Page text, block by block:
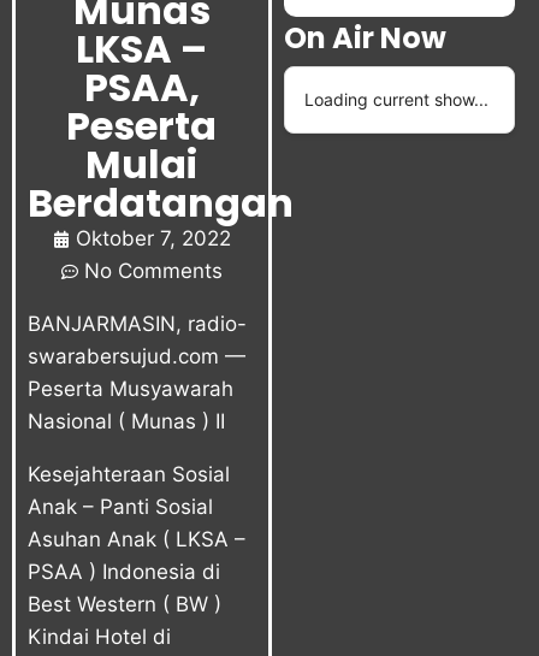
LKSA –
PSAA,
Peserta
Mulai
Berdatangan
Oktober 7, 2022
No Comments
BANJARMASIN, radio-
swarabersujud.com —
Peserta Musyawarah
Nasional ( Munas ) II
Kesejahteraan Sosial
Anak – Panti Sosial
Asuhan Anak ( LKSA –
PSAA ) Indonesia di
Best Western ( BW )
Kindai Hotel di
On Air Now
Loading current show...